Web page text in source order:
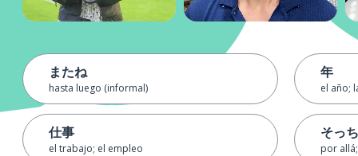
またね
hasta luego (informal)
仕事
el trabajo; el empleo
年
el año;
そっち
por